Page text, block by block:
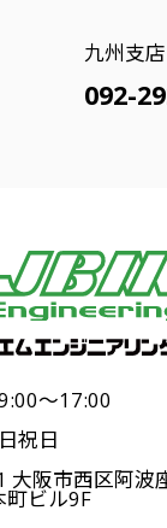
九州支店
092-
〜17:00
祝日
大阪市西区阿波
町ビル9F